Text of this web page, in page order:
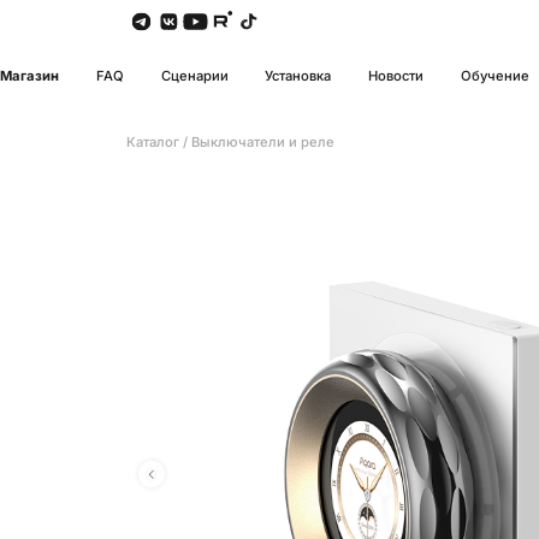
Магазин FAQ Сценарии Установка Новости Обучение
Каталог / Выключатели и реле